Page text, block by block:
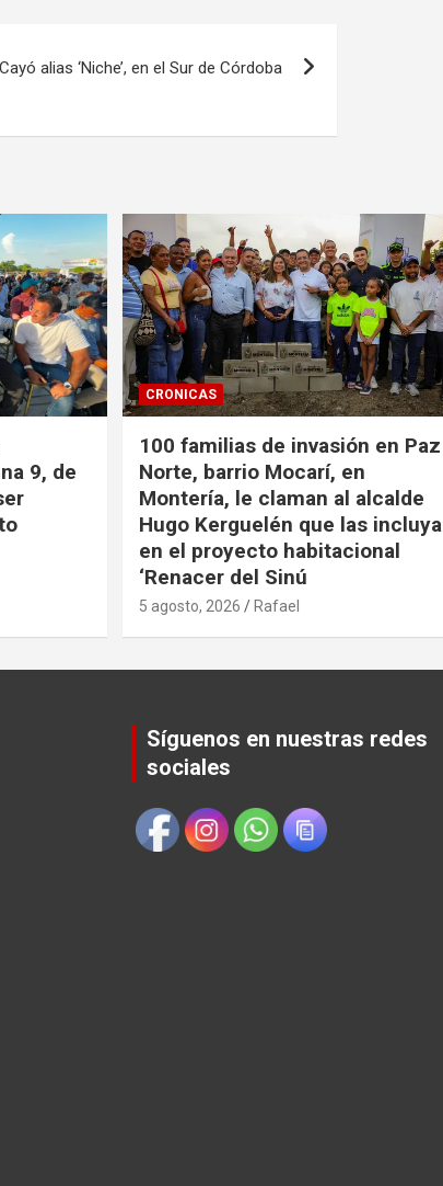
Cayó alias ‘Niche’, en el Sur de Córdoba
9, de
CRONICAS
100 familias de invasión en Paz
Norte, barrio Mocarí, en
Montería, le claman al alcalde
Hugo Kerguelén que las incluya
en el proyecto habitacional
‘Renacer del Sinú
5 agosto, 2026 Rafael
Síguenos en nuestras redes
sociales